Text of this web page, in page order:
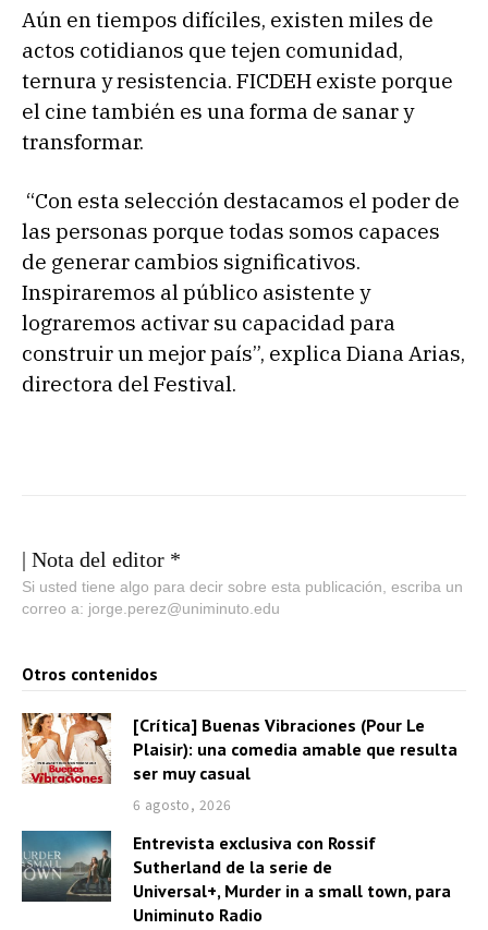
Aún en tiempos difíciles, existen miles de
actos cotidianos que tejen comunidad,
ternura y resistencia. FICDEH existe porque
el cine también es una forma de sanar y
transformar.
“Con esta selección destacamos el poder de
las personas porque todas somos capaces
de generar cambios significativos.
Inspiraremos al público asistente y
lograremos activar su capacidad para
construir un mejor país”, explica Diana Arias,
directora del Festival.
| Nota del editor *
Si usted tiene algo para decir sobre esta publicación, escriba un
correo a: jorge.perez@uniminuto.edu
Otros contenidos
[Crítica] Buenas Vibraciones (Pour Le
Plaisir): una comedia amable que resulta
ser muy casual
6 agosto, 2026
Entrevista exclusiva con Rossif
Sutherland de la serie de
Universal+, Murder in a small town, para
Uniminuto Radio